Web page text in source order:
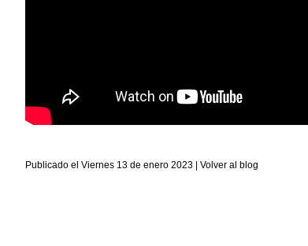
Publicado el Viernes 13 de enero 2023 | Volver al blog